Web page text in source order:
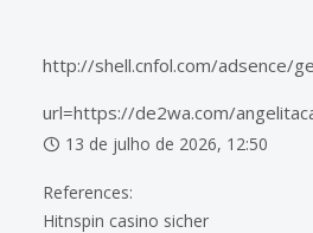
http://shell.cnfol.com/adsence/
url=https://de2wa.com/
13 de julho de 2026, 12:50
References:
Hitnspin casino sicher